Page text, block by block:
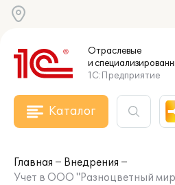
Отраслевые
и
1С:Предприятие
Каталог
Главная
Внедрения
Учет в ООО "Разноцветный